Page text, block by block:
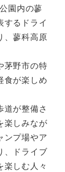
園内の蓼
するドライ
、蓼科高原
茅野市の特
食が楽しめ
道が整備さ
楽しみなが
ンプ場やア
、ドライブ
楽しむ人々